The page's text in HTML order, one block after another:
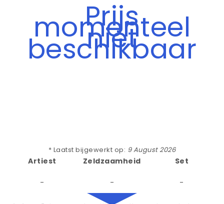
Prijs
momenteel
niet
beschikbaar
* Laatst bijgewerkt op: 9 August 2026
Artiest
-
Zeldzaamheid
-
Set
-